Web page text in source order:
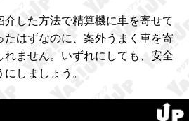
した方法で精算機に車を寄せて
たはずなのに、案外うまく車を寄
ません。いずれにしても、安全
しましょう。